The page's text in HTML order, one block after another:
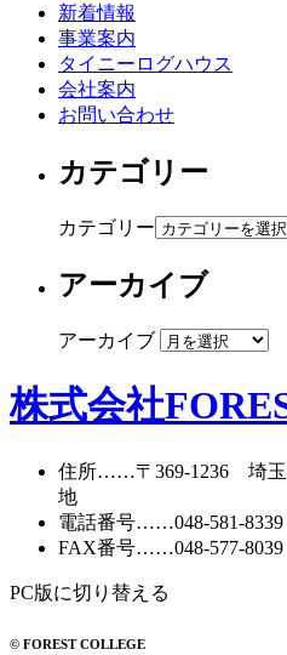
新着情報
事業案内
タイニーログハウス
会社案内
お問い合わせ
カテゴリー
カテゴリー
アーカイブ
アーカイブ
株式会社
住所……〒369-1236 埼玉
地
電話番号……048-581-8339
FAX番号……048-577-8039
PC版に切り替える
© FOREST COLLEGE